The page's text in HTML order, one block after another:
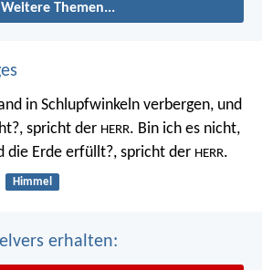
Weitere Themen...
in Schlupfwinkeln verbergen, und
spricht der HERR. Bin ich es nicht,
die Erde erfüllt?, spricht der HERR.
Himmel
erhalten: